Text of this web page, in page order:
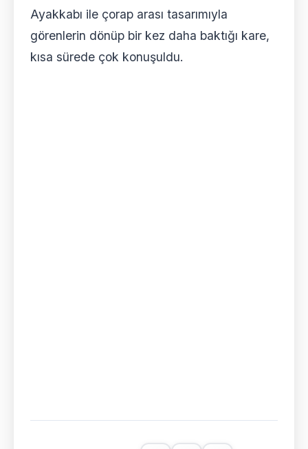
Ayakkabı ile çorap arası tasarımıyla
görenlerin dönüp bir kez daha baktığı kare,
kısa sürede çok konuşuldu.